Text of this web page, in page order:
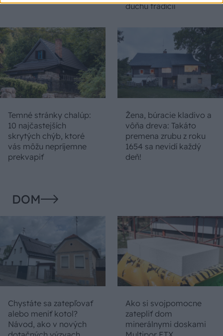
duchu tradícií
Temné stránky chalúp:
10 najčastejších
skrytých chýb, ktoré
vás môžu nepríjemne
prekvapiť
Žena, búracie kladivo a
vôňa dreva: Takáto
premena zrubu z roku
1654 sa nevidí každý
deň!
DOM
Chystáte sa zatepľovať
alebo meniť kotol?
Návod, ako v nových
Ako si svojpomocne
zatepliť dom
minerálnymi doskami